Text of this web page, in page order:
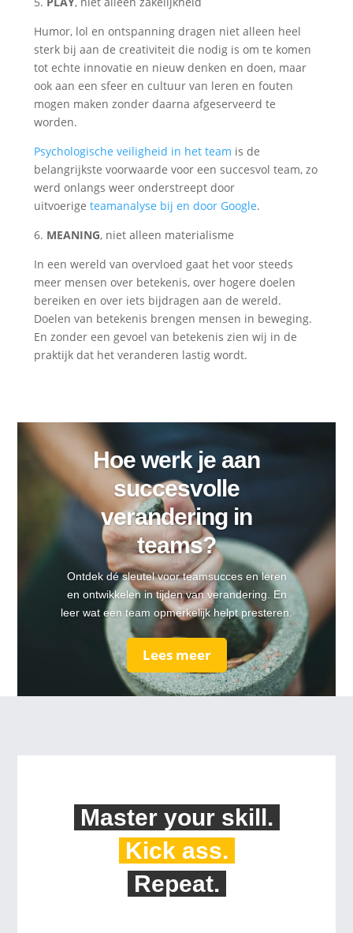
Humor, lol en ontspanning dragen niet alleen heel
sterk bij aan de creativiteit die nodig is om te komen
tot echte innovatie en nieuw denken en doen, maar
ook aan een sfeer en cultuur van leren en fouten
mogen maken zonder daarna afgeserveerd te
worden.
Psychologische veiligheid in het team is de
belangrijkste voorwaarde voor een succesvol team, zo
werd onlangs weer onderstreept door
uitvoerige teamanalyse bij en door Google.
6. MEANING, niet alleen materialisme
In een wereld van overvloed gaat het voor steeds
meer mensen over betekenis, over hogere doelen
bereiken en over iets bijdragen aan de wereld.
Doelen van betekenis brengen mensen in beweging.
En zonder een gevoel van betekenis zien wij in de
praktijk dat het veranderen lastig wordt.
Hoe werk je aan
succesvolle
verandering in
teams?
Ontdek dé sleutel voor teamsucces en leren
en ontwikkelen in tijden van verandering. En
leer wat een team opmerkelijk helpt presteren.
Lees meer
Master your skill.
Kick ass.
Repeat.